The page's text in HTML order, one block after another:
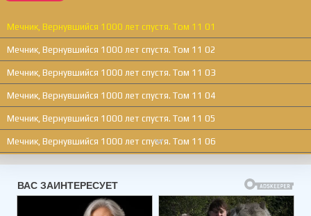
Мечник, Вернувшийся 1000 лет спустя. Том 11 01
Мечник, Вернувшийся 1000 лет спустя. Том 11 02
Мечник, Вернувшийся 1000 лет спустя. Том 11 03
Мечник, Вернувшийся 1000 лет спустя. Том 11 04
Мечник, Вернувшийся 1000 лет спустя. Том 11 05
Мечник, Вернувшийся 1000 лет спустя. Том 11 06
Мечник, Вернувшийся 1000 лет спустя. Том 11 07
Мечник, Вернувшийся 1000 лет спустя. Том 11 08
Мечник, Вернувшийся 1000 лет спустя. Том 11 09